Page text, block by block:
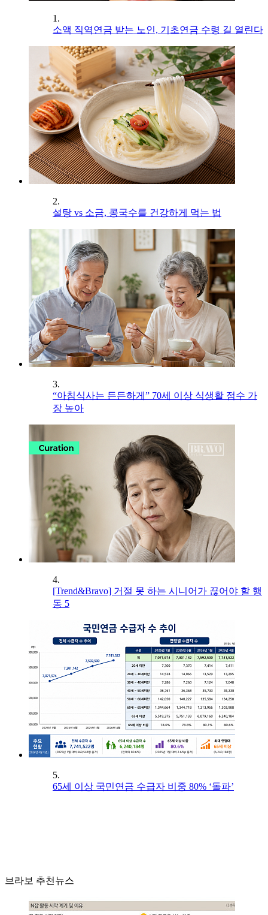
1.
소액 직역연금 받는 노인, 기초연금 수령 길 열린다
2.
설탕 vs 소금, 콩국수를 건강하게 먹는 법
3.
“아침식사는 든든하게” 70세 이상 식생활 점수 가
장 높아
4.
[Trend&Bravo] 거절 못 하는 시니어가 끊어야 할 행
동 5
5.
65세 이상 국민연금 수급자 비중 80% ‘돌파’
브라보 추천뉴스